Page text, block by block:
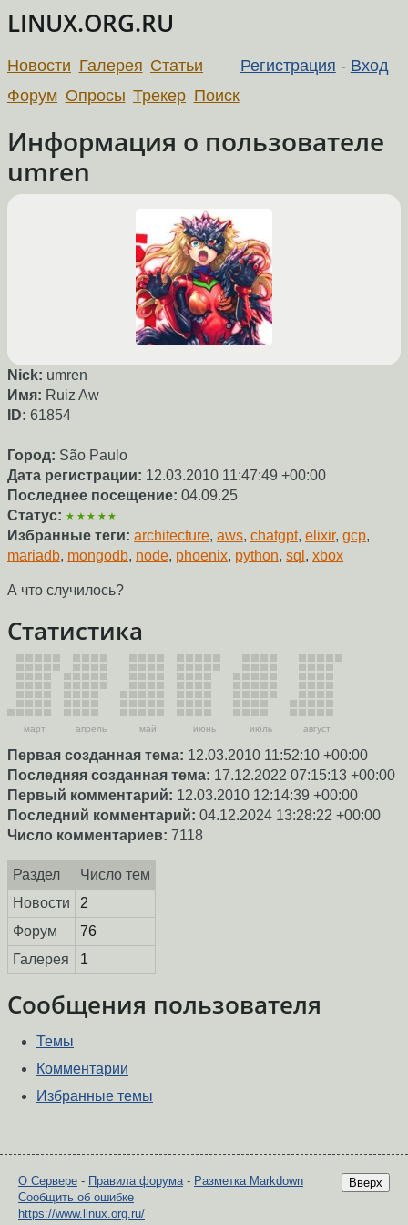
LINUX.ORG.RU
Регистрация - Вход
Новости Галерея Статьи
Форум Опросы Трекер Поиск
Информация о пользователе
umren
Nick: umren
Имя: Ruiz Aw
ID: 61854
Город: São Paulo
Дата регистрации: 12.03.2010 11:47:49 +00:00
Последнее посещение: 04.09.25
Статус: ★★★★★
Избранные теги: architecture, aws, chatgpt, elixir, gcp,
mariadb, mongodb, node, phoenix, python, sql , xbox
А что случилось?
Статистика
март апрель май июнь июль август
Первая созданная тема: 12.03.2010 11:52:10 +00:00
Последняя созданная тема: 17.12.2022 07:15:13 +00:00
Первый комментарий: 12.03.2010 12:14:39 +00:00
Последний комментарий: 04.12.2024 13:28:22 +00:00
Число комментариев: 7118
Раздел
Число тем
Новости
2
Форум
76
Галерея
1
Сообщения пользователя
Темы
Комментарии
Избранные темы
Вверх
О Сервере - Правила форума - Разметка Markdown
Сообщить об ошибке
https://www.linux.org.ru/